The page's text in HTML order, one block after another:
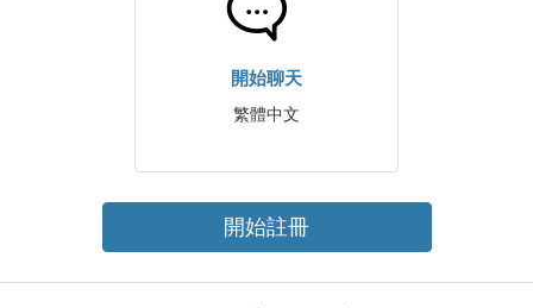
開始聊天
繁體中文
開始註冊